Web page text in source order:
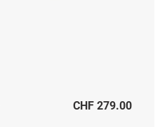
CHF 279.00